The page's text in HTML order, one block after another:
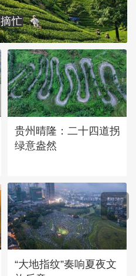
忙
贵州晴隆：二十四道拐
绿意盎然
“大地指纹”奏响夏夜文